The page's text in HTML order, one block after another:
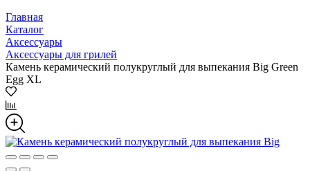
Главная
Каталог
Аксессуары
Аксессуары для грилей
Камень керамический полукруглый для выпекания Big Green
Egg XL